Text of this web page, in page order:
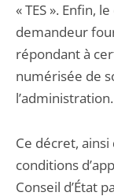
« TES ». Enfin,
demandeur
répondant à
numérisée de
l’administration.
Ce décret,
conditions
Conseil d’État